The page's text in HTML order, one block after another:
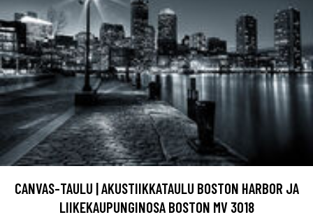
CANVAS-TAULU | AKUSTIIKKATAULU BOSTON HARBOR JA
LIIKEKAUPUNGINOSA BOSTON MV 3018